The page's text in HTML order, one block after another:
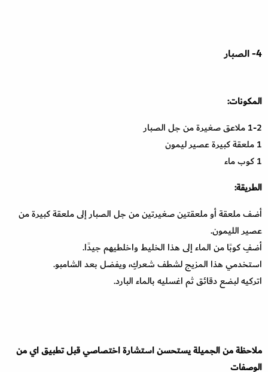
4- الصبار
المكونات:
1-2 ملاعق صغيرة من جل الصبار
1 ملعقة كبيرة عصير ليمون
1 كوب ماء
الطريقة:
أضف ملعقة أو ملعقتين صغيرتين من جل الصبار إلى ملعقة كبيرة من
عصير الليمون.
أضفِ كوبًا من الماء إلى هذا الخليط واخلطيهم جيدًا.
استخدمي هذا المزيج لشطف شعركِ، ويفضل بعد الشامبو.
اتركيه لبضع دقائق ثم اغسليه بالماء البارد.
ملاحظة من الجميلة يستحسن استشارة اختصاصي قبل تطبيق اي من
الوصفات